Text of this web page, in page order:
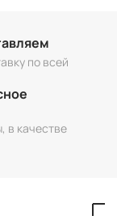
по всей
в качестве